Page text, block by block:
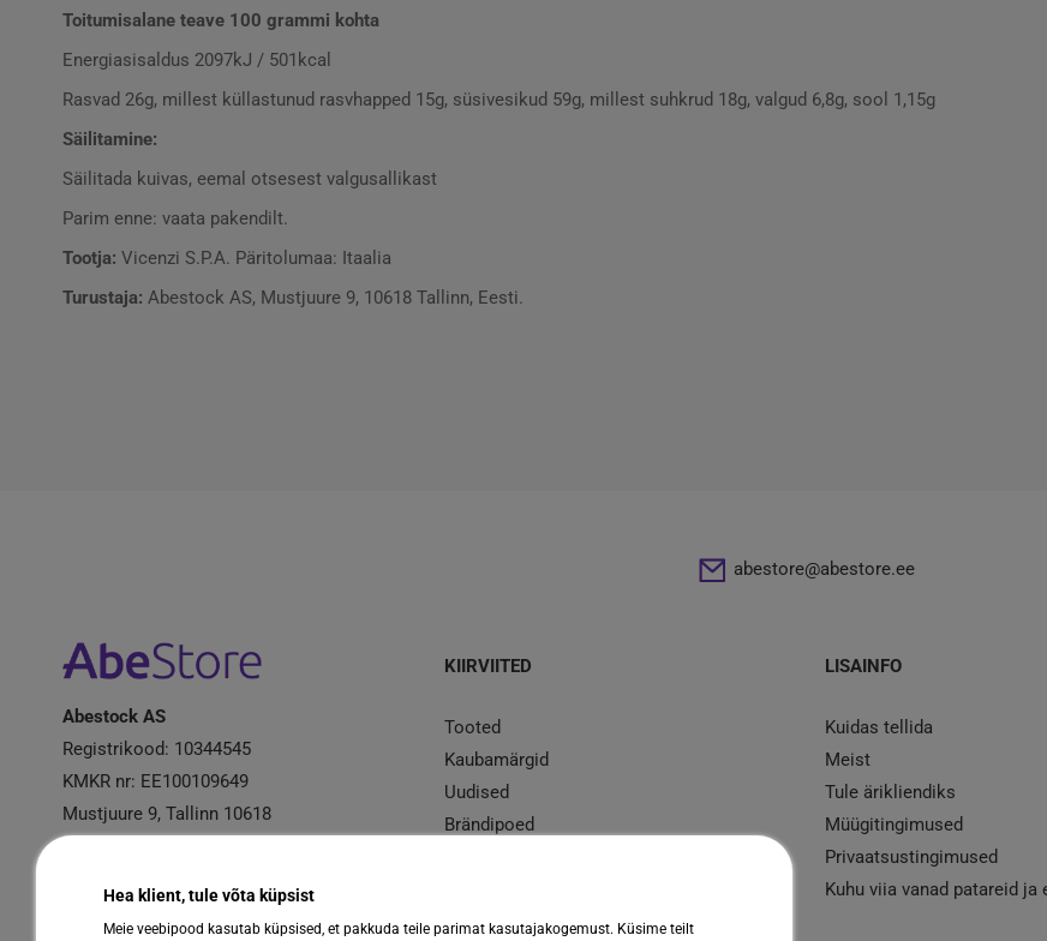
Toitumisalane teave 100 grammi kohta
Energiasisaldus 2097kJ / 501kcal
Rasvad 26g, millest küllastunud rasvhapped 15g, süsivesikud 59g, millest suhkrud 18g, valgud 6,8g, sool 1,15g
Säilitamine:
Säilitada kuivas, eemal otsesest valgusallikast
Parim enne: vaata pakendilt.
Tootja: Vicenzi S.P.A. Päritolumaa: Itaalia
Turustaja: Abestock AS, Mustjuure 9, 10618 Tallinn, Eesti.
abestore@abestore.ee
Abestock AS
Registrikood: 10344545
KMKR nr: EE100109649
Mustjuure 9, Tallinn 10618
KIIRVIITED
Tooted
Kaubamärgid
Uudised
Brändipoed
LISAINFO
Kuidas tellida
Meist
Tule ärikliendiks
Müügitingimused
Privaatsustingimused
Kuhu viia vanad patareid ja
Hea klient, tule võta küpsist
Meie veebipood kasutab küpsised, et pakkuda teile parimat kasutajakogemust. Küsime teilt